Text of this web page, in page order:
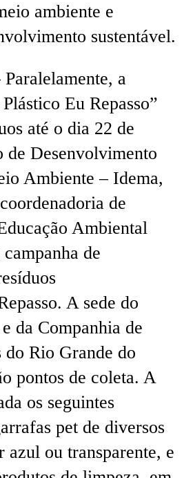
ambiente e
sustentável.
Paralelamente, a
Eu Repasso”
até o dia 22 de
Desenvolvimento
Ambiente – Idema,
de
Ambiental
de
A sede do
da Companhia de
do Rio Grande do
pontos de coleta. A
os seguintes
pet de diversos
azul ou transparente, e